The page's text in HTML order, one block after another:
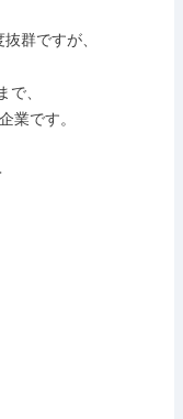
群ですが、
で、
業です。